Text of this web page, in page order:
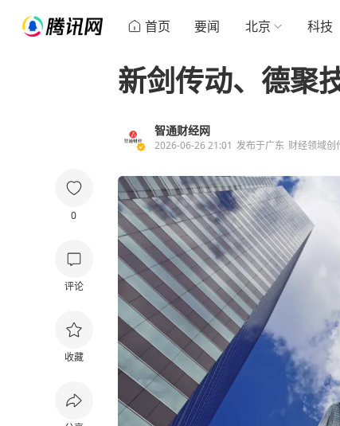
首页 要闻 北京 科技
0
评论
收藏
新剑传动、德聚
智通财经网
2026-06-26 21:01 发布于广东 财经领域创